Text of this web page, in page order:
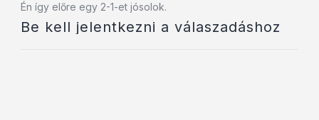
Én így előre egy 2-1-et jósolok.
Be kell jelentkezni a válaszadáshoz